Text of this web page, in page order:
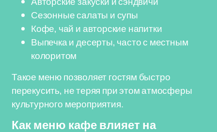
Сезонные салаты и супы
Кофе, чай и авторские напитки
Выпечка и десерты, часто с местным
колоритом
Такое меню позволяет гостям быстро
перекусить, не теряя при этом атмосферы
культурного мероприятия.
Как меню кафе влияет на